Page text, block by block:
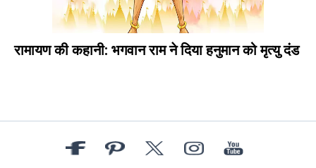
रामायण की कहानी: भगवान राम ने दिया हनुमान को मृत्यु दंड